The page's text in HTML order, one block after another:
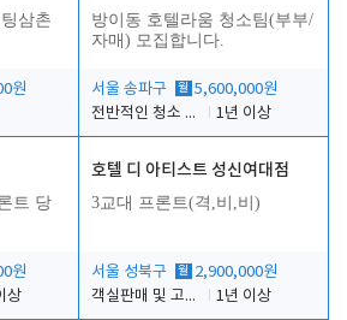
삼촌
원
방이동 호텔라움 청소팀(부부/
자매) 모집합니다.
서울 송파구 월 5,600,000원
전반적인 청소 업무(객실청소.객실정리)
1년 이상
트 당
원
상
호텔 디 아티스트 성신여대점
3교대 프론트(격,비,비)
서울 성북구 월 2,900,000원
객실판매 및 고객응대
1년 이상